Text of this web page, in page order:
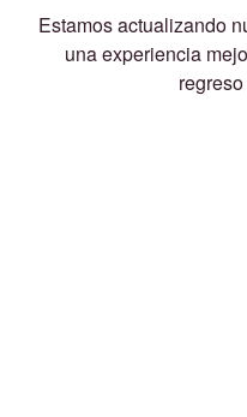
Estamos actualizando
una experiencia